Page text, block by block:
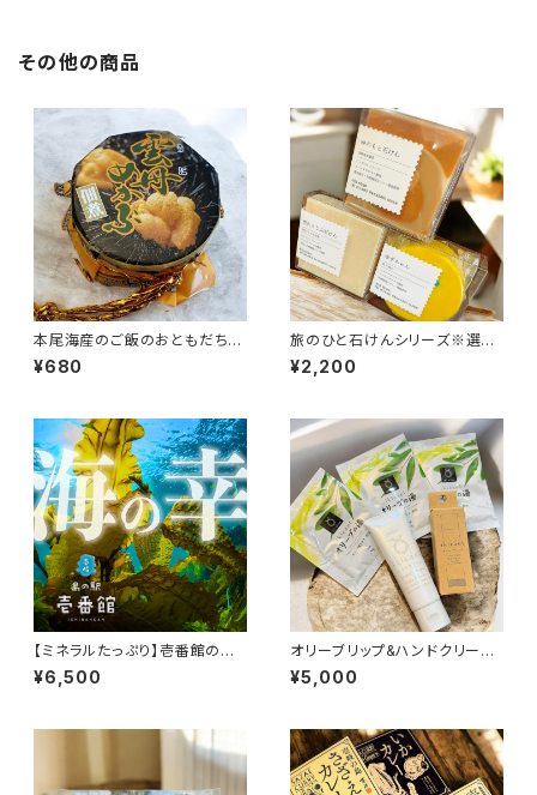
その他の商品
本尾海産のご飯のおともだち＜
選択＞
¥680
旅のひと石けんシリーズ※選択
あり
¥2,200
【ミネラルたっぷり】壱番館の海
の幸セット
¥6,500
オリーブリップ&ハンドクリーム
&入浴剤
¥5,000